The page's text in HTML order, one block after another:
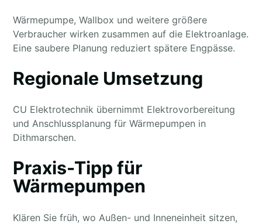
Wärmepumpe, Wallbox und weitere größere
Verbraucher wirken zusammen auf die Elektroanlage.
Eine saubere Planung reduziert spätere Engpässe.
Regionale Umsetzung
CU Elektrotechnik übernimmt Elektrovorbereitung
und Anschlussplanung für Wärmepumpen in
Dithmarschen.
Praxis-Tipp für
Wärmepumpen
Klären Sie früh, wo Außen- und Inneneinheit sitzen,